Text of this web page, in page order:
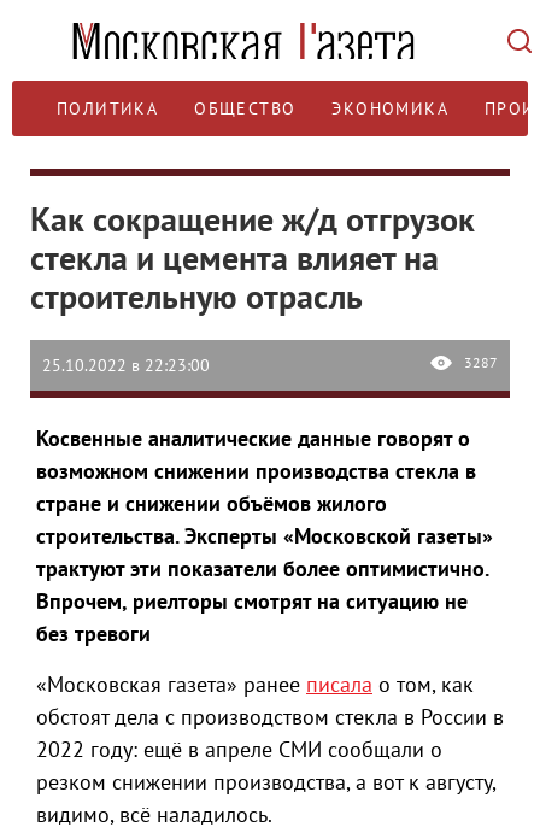
ПОЛИТИКА ОБЩЕСТВО ЭКОНОМИКА
Как сокращение ж/д отгрузок
стекла и цемента влияет на
строительную отрасль
25.10.2022 в 22:23:00 3287
Косвенные аналитические данные говорят о
возможном снижении производства стекла в
стране и снижении объёмов жилого
строительства. Эксперты «Московской газеты»
трактуют эти показатели более оптимистично.
Впрочем, риелторы смотрят на ситуацию не
без тревоги
«Московская газета» ранее писала о том, как
обстоят дела с производством стекла в России в
2022 году: ещё в апреле СМИ сообщали о
резком снижении производства, а вот к августу,
видимо, всё наладилось.